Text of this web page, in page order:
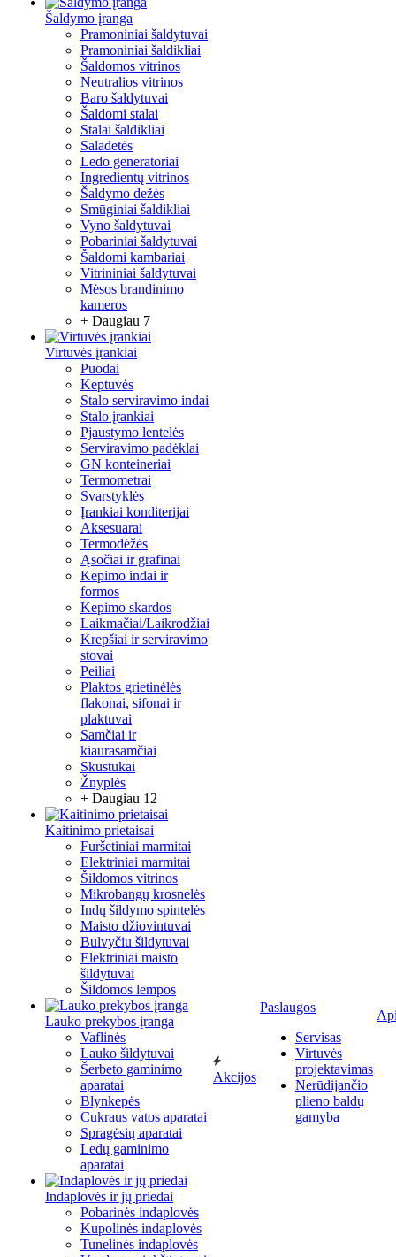
Šaldymo įranga
Pramoniniai šaldytuvai
Pramoniniai šaldikliai
Šaldomos vitrinos
Neutralios vitrinos
Baro šaldytuvai
Šaldomi stalai
Stalai šaldikliai
Saladetės
Ledo generatoriai
Ingredientų vitrinos
Šaldymo dežės
Smūginiai šaldikliai
Vyno šaldytuvai
Pobariniai šaldytuvai
Šaldomi kambariai
Vitrininiai šaldytuvai
Mėsos brandinimo
kameros
+ Daugiau 7
Virtuvės įrankiai
Puodai
Keptuvės
Stalo serviravimo indai
Stalo įrankiai
Pjaustymo lentelės
Serviravimo padėklai
GN konteineriai
Termometrai
Svarstyklės
Įrankiai konditerijai
Aksesuarai
Termodėžės
Ąsočiai ir grafinai
Kepimo indai ir
formos
Kepimo skardos
Laikmačiai/Laikrodžiai
Krepšiai ir serviravimo
stovai
Peiliai
Plaktos grietinėlės
flakonai, sifonai ir
plaktuvai
Samčiai ir
kiaurasamčiai
Skustukai
Žnyplės
+ Daugiau 12
Kaitinimo prietaisai
Furšetiniai marmitai
Elektriniai marmitai
Šildomos vitrinos
Mikrobangų krosnelės
Indų šildymo spintelės
Maisto džiovintuvai
Bulvyčiu šildytuvai
Elektriniai maisto
šildytuvai
Šildomos lempos
Lauko prekybos įranga
Vaflinės
Lauko šildytuvai
Šerbeto gaminimo
aparatai
Blynkepės
Cukraus vatos aparatai
Spragėsių aparatai
Ledų gaminimo
aparatai
Indaplovės ir jų priedai
Pobarinės indaplovės
Kupolinės indaplovės
Tunelinės indaplovės
Akcijos
Paslaugos
Servisas
Virtuvės
projektavimas
Nerūdijančio
plieno baldų
gamyba